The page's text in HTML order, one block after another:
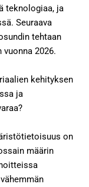
teknologiaa, ja
Seuraava
tehtaan
2026.
kehityksen
ja
on
määrin